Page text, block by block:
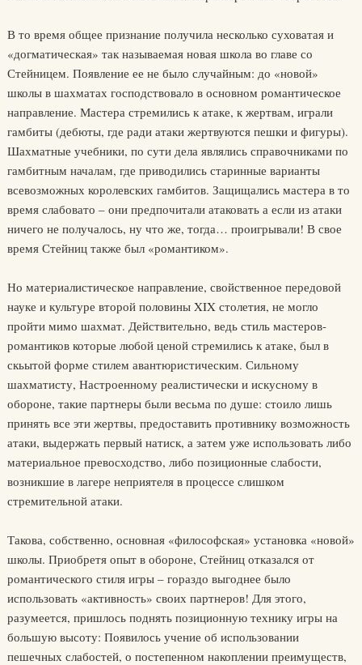
В то время общее признание получила несколько суховатая и
«догматическая» так называемая новая школа во главе со
Стейницем. Появление ее не было случайным: до «новой»
школы в шахматах господствовало в основном романтическое
направление. Мастера стремились к атаке, к жертвам, играли
гамбиты (дебюты, где ради атаки жертвуются пешки и фигуры).
Шахматные учебники, по сути дела являлись справочниками по
гамбитным началам, где приводились старинные варианты
всевозможных королевских гамбитов. Защищались мастера в то
время слабовато – они предпочитали атаковать а если из атаки
ничего не получалось, ну что же, тогда… проигрывали! В свое
время Стейниц также был «романтиком».
Но материалистическое направление, свойственное передовой
науке и культуре второй половины XIX столетия, не могло
пройти мимо шахмат. Действительно, ведь стиль мастеров-
романтиков которые любой ценой стремились к атаке, был в
скьытой форме стилем авантюристическим. Сильному
шахматисту, Настроенному реалистически и искусному в
обороне, такие партнеры были весьма по душе: стоило лишь
принять все эти жертвы, предоставить противнику возможность
атаки, выдержать первый натиск, а затем уже использовать либо
материальное превосходство, либо позиционные слабости,
возникшие в лагере неприятеля в процессе слишком
стремительной атаки.
Такова, собственно, основная «философская» установка «новой»
школы. Приобретя опыт в обороне, Стейниц отказался от
романтического стиля игры – гораздо выгоднее было
использовать «активность» своих партнеров! Для этого,
разумеется, пришлось поднять позиционную технику игры на
большую высоту: Появилось учение об использовании
пешечных слабостей, о постепенном накоплении преимуществ,